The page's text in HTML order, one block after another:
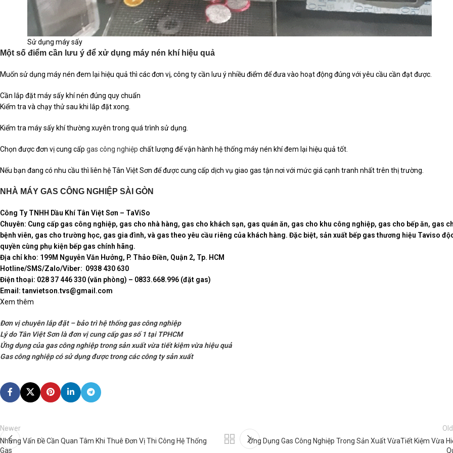
Sử dụng máy sấy
Một số điểm cần lưu ý để xử dụng máy nén khí hiệu quả
Muốn sử dụng máy nén đem lại hiệu quả thì các đơn vị, công ty cần lưu ý nhiều điểm để đưa vào hoạt động đúng với yêu cầu cần đạt được.
Cần lắp đặt máy sấy khí nén đúng quy chuẩn
Kiểm tra và chạy thử sau khi lắp đặt xong.
Kiểm tra máy sấy khí thường xuyên trong quá trình sử dụng.
Chọn được đơn vị cung cấp gas công nghiệp chất lượng để vận hành hệ thống máy nén khí đem lại hiệu quả tốt.
Nếu bạn đang có nhu cầu thì liên hệ Tân Việt Sơn để được cung cấp dịch vụ giao gas tận nơi với mức giá cạnh tranh nhất trên thị trường.
NHÀ MÁY GAS CÔNG NGHIỆP SÀI GÒN
Công Ty TNHH Dầu Khí Tân Việt Sơn – TaViSo
Chuyên: Cung cấp gas công nghiệp, gas cho nhà hàng, gas cho khách sạn, gas quán ăn, gas cho khu công nghiệp, gas cho bếp ăn, gas
bệnh viên, gas cho trường học, gas gia đình, và gas theo yêu cầu riêng của khách hàng. Đặc biệt, sản xuất bếp gas thương hiệu Taviso
quyền cùng phụ kiện bếp gas chính hãng.
Địa chỉ kho: 199M Nguyễn Văn Hưởng, P. Thảo Điền, Quận 2, Tp. HCM
Hotline/SMS/Zalo/Viber: 0938 430 630
Điện thoại: 028 37 446 330 (văn phòng) – 0833.668.996 (đặt gas)
Email: tanvietson.tvs@gmail.com
Xem thêm
Đơn vị chuyên lắp đặt – bảo trì hệ thống gas công nghiệp
Lý do Tân Việt Sơn là đơn vị cung cấp gas số 1 tại TPHCM
Ứng dụng của gas công nghiệp trong sản xuất vừa tiết kiệm vừa hiệu quả
Gas công nghiệp có sử dụng được trong các công ty sản xuất
Newer
Những Vấn Đề Cần Quan Tâm Khi Thuê Đơn Vị Thi Công Hệ Thống
Gas
Ứng Dụng Gas Công Nghiệp Trong Sản Xuất VừaTiết Kiệm Vừa